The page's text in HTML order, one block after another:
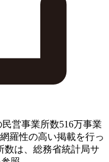
営事業所数516万事業
羅性の高い掲載を行っ
数は、総務省統計局サ